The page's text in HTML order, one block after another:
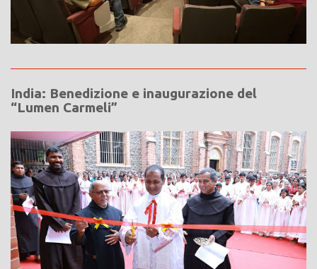
India: Benedizione e inaugurazione del
“Lumen Carmeli”